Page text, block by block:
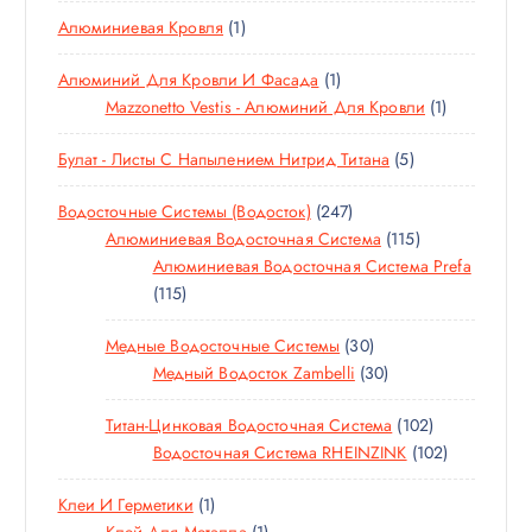
Т
О
В
А
Р
О
В
Алюминиевая Кровля 11
Т
О
В
А
Р
Алюминий Для Кровли И Фасада 11
Т
О
В
А
Р
Mazzonetto Vestis - Алюминий Для Кровли 11
Т
В
Булат - Листы С Напылением Нитрид Титана 55
Т
В
А
О
Водосточные Системы (водосток) 2472
4
7
О
В
А
Р
О
В
Алюминиевая Водосточная Система 1151
1
Т
А
Р
О
В
Алюминиевая Водосточная Система Prefa
1151
1
5
Т
О
В
А
Р
О
Медные Водосточные Системы 303
0
Т
О
В
А
Медный Водосток Zambelli 303
0
Т
О
В
Титан-Цинковая Водосточная Система 1021
0
2
Водосточная Система RHEINZINK 1021
0
Клеи И Герметики 11